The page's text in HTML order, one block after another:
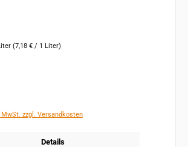
(7,18 € / 1 Liter)
zzgl. Versandkosten
Details